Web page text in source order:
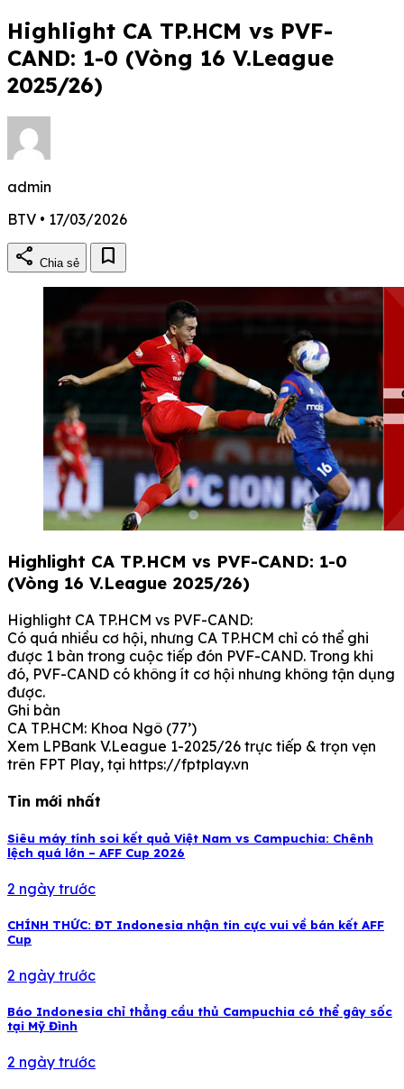
Highlight CA TP.HCM vs PVF-
CAND: 1-0 (Vòng 16 V.League
2025/26)
admin
BTV • 17/03/2026
share Chia sẻ bookmark
Highlight CA TP.HCM vs PVF-CAND: 1-0
(Vòng 16 V.League 2025/26)
Highlight CA TP.HCM vs PVF-CAND:
Có quá nhiều cơ hội, nhưng CA TP.HCM chỉ có thể ghi
được 1 bàn trong cuộc tiếp đón PVF-CAND. Trong khi
đó, PVF-CAND có không ít cơ hội nhưng không tận dụng
được.
Ghi bàn
CA TP.HCM: Khoa Ngô (77’)
Xem LPBank V.League 1-2025/26 trực tiếp & trọn vẹn
trên FPT Play, tại https://fptplay.vn
Tin mới nhất
Siêu máy tính soi kết quả Việt Nam vs Campuchia: Chênh
lệch quá lớn – AFF Cup 2026
2 ngày trước
CHÍNH THỨC: ĐT Indonesia nhận tin cực vui về bán kết AFF
Cup
2 ngày trước
Báo Indonesia chỉ thẳng cầu thủ Campuchia có thể gây sốc
tại Mỹ Đình
2 ngày trước